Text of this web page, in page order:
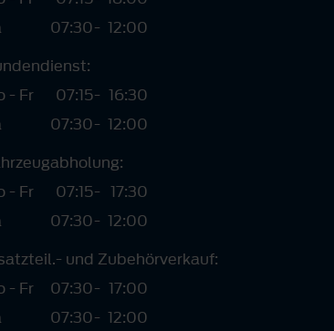
07:30- 12:00
- Fr
07:15- 16:30
07:30- 12:00
- Fr
07:15- 17:30
07:30- 12:00
und Zubehörverkauf:
- Fr
07:30- 17:00
07:30- 12:00